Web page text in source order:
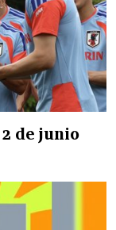
de junio